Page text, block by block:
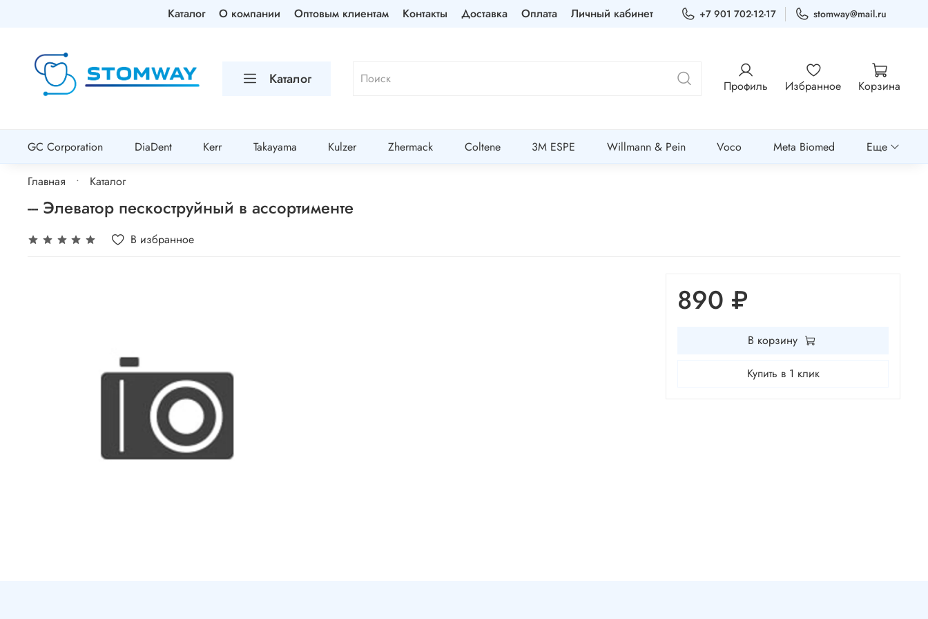
Каталог О компании Оптовым клиентам Контакты Доставка Оплата Личный кабинет +7 901 702-12-17 stomway@mail.ru
Каталог Профиль Избранное Корзина
GC Corporation DiaDent Kerr Takayama Kulzer Zhermack Coltene 3M ESPE Willmann & Pein Voco Meta Biomed Еще
Главная Каталог
--- Элеватор пескоструйный в ассортименте
В избранное
890 ₽
В корзину
Купить в 1 клик